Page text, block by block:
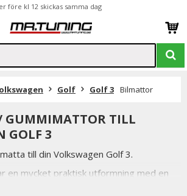
före kl 12 skickas samma dag
Golf Golf 3 Bilmattor
GUMMIMATTOR TILL
GOLF 3
till din Volkswagen Golf 3.
en mycket praktisk utformning med en
att smuts och vätskor stannar kvar på